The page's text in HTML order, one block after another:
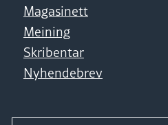
Magasinett
Meining
Skribentar
Nyhendebrev